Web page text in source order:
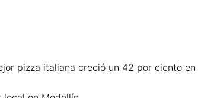
pizza italiana creció un 42 por ciento